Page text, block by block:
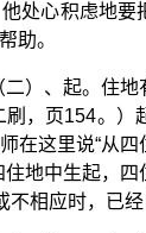
处心积虑地
助。
）、起。住
，页154。
这里说“从
地中生起，
相应时，已